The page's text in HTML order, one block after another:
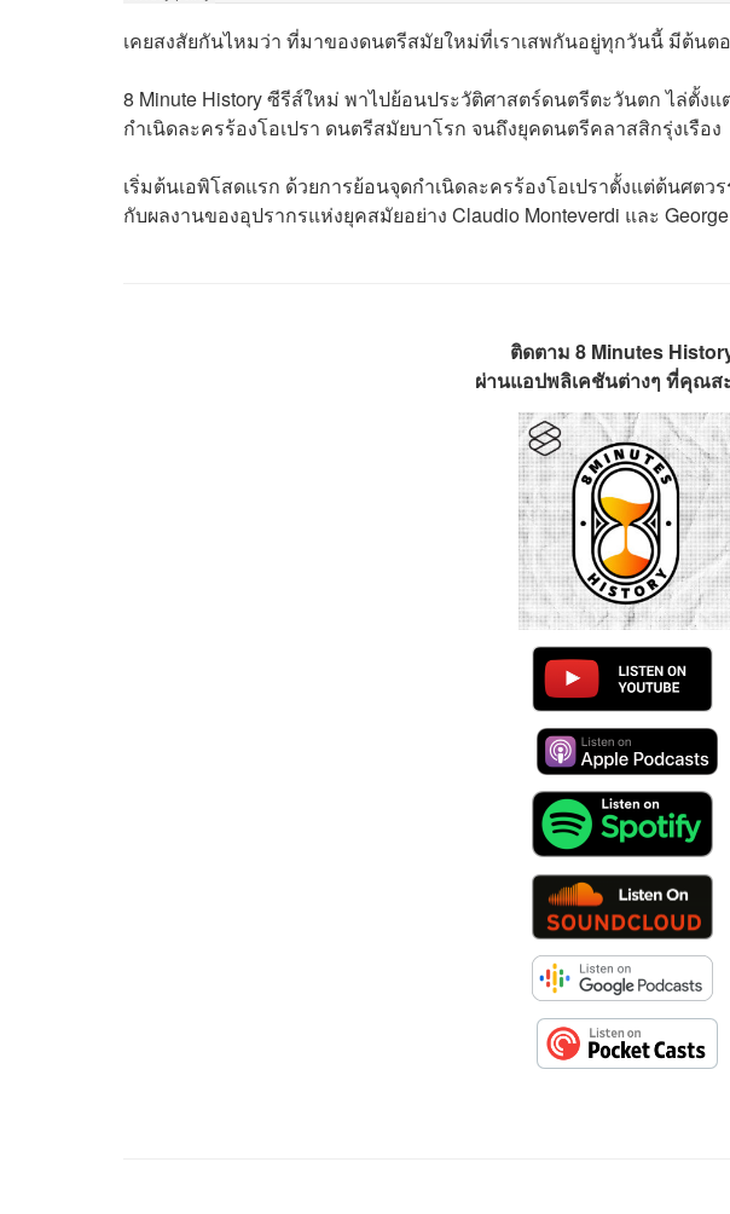
เคยสงสัยกันไหมว่า ที่มาของดนตรีสมัยใหม่ที่เราเสพกันอยู่ทุกวันนี้ มีต้นต
8 Minute History ซีรีส์ใหม่ พาไปย้อนประวัติศาสตร์ดนตรีตะวันตก ไล่ตั้
กำเนิดละครร้องโอเปรา ดนตรีสมัยบาโรก จนถึงยุคดนตรีคลาสสิกรุ่งเรือง
เริ่มต้นเอพิโสดแรก ด้วยการย้อนจุดกำเนิดละครร้องโอเปราตั้งแต่ต้นศต
กับผลงานของอุปรากรแห่งยุคสมัยอย่าง Claudio Monteverdi และ
ติดตาม 8 Minutes
ผ่านแอปพลิเคชันต่างๆ ที่คุณส